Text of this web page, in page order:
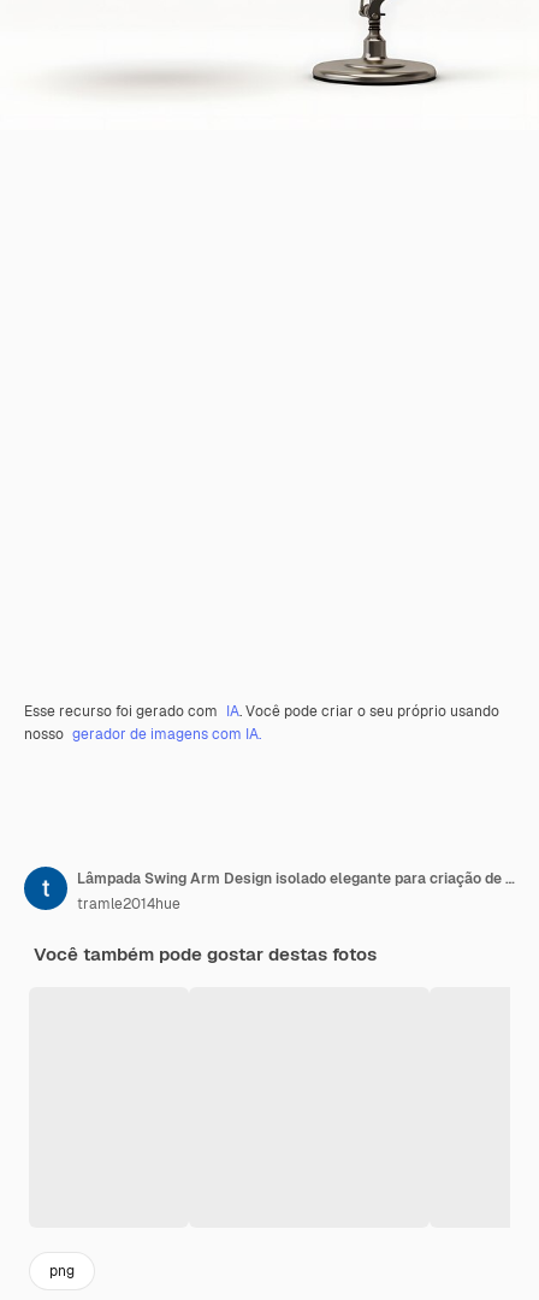
Esse recurso foi gerado com IA. Você pode criar o seu próprio usando
nosso gerador de imagens com IA.
Lâmpada Swing Arm Design isolado elegante para criação de conteúdo de podcast e decoração de sala
tramle2014hue
Você também pode gostar destas fotos
png